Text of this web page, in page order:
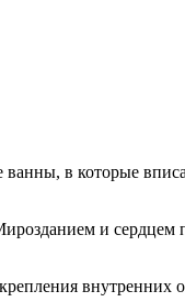
в которые
и